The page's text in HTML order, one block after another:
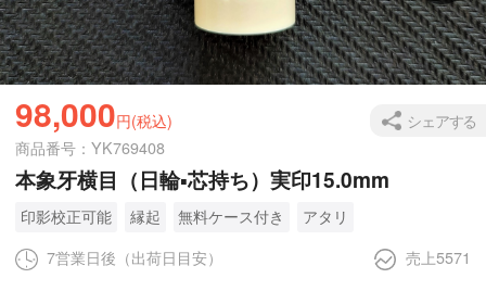
98,000円(税込)
シェアする
商品番号：YK769408
本象牙横目（日輪▪芯持ち）実印15.0mm
印影校正可能 縁起 無料ケース付き
アタリ
7営業日後（出荷日目安）
売上5571